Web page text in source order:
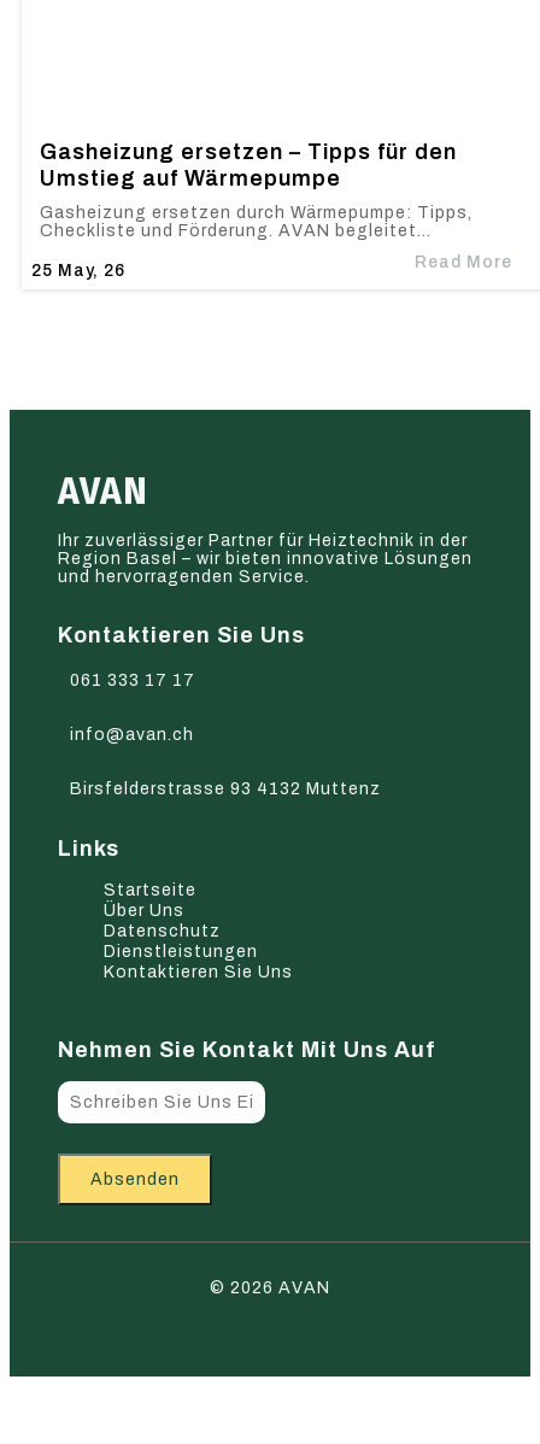
Gasheizung ersetzen – Tipps für den
Umstieg auf Wärmepumpe
25 May, 26
Gasheizung ersetzen durch Wärmepumpe: Tipps,
Checkliste und Förderung. AVAN begleitet…
Read More
AVAN
Ihr zuverlässiger Partner für Heiztechnik in der
Region Basel – wir bieten innovative Lösungen
und hervorragenden Service.
Kontaktieren Sie Uns
061 333 17 17
info@avan.ch
Birsfelderstrasse 93 4132 Muttenz
Links
Startseite
Über Uns
Datenschutz
Dienstleistungen
Kontaktieren Sie Uns
Nehmen Sie Kontakt Mit Uns Auf
Absenden
© 2026 AVAN